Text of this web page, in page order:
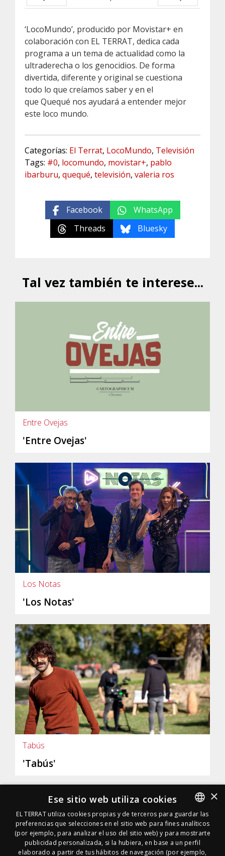
Categorías: El Terrat, LocoMundo, Televisión
Tags: #0, locomundo, movistar+, pablo
ibarburu,quequé,televisión,valeria ros
Facebook
WhatsApp
Threads
Bluesky
Tal vez también te interese...
Entre Ovejas
'Entre Ovejas'
Los Notas
'Los Notas'
Tabús
'Tabús'
SPANISH
SPANISH
×
Ese sitio web utiliza cookies
EL TERRAT utiliza cookies propias y de terceros para guardar las
preferencias que selecciones en el sitio web para fines analíticos
(por ejemplo, para analizar el uso del sitio web) y para mostrarte
publicidad personalizada, si la hubiera, en base a un perfil
elaborado a partir de tus hábitos de navegación (por ejemplo,